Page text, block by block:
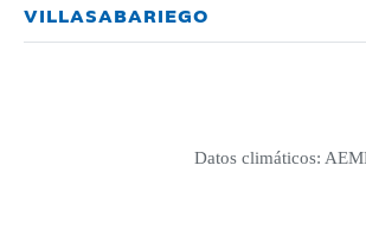
VILLASABARIEGO
Datos climáticos: